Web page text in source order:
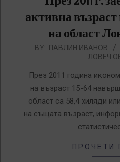
активна
на област
2012-
21
BY: ПАВЛИН ИВАНОВ
ЛОВЕЧ
През 2011 година
на възраст 15-64
област са 58,4 хиляди
на същата възраст,
ПРОЧЕТИ